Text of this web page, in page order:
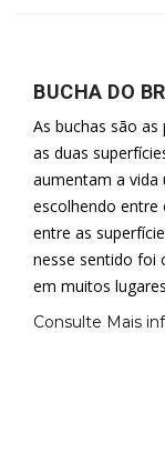
BUCHA DO
As buchas são
as duas
aumentam a
escolhendo entre
entre as
nesse sentido foi
em muitos lugares
Consulte Mais